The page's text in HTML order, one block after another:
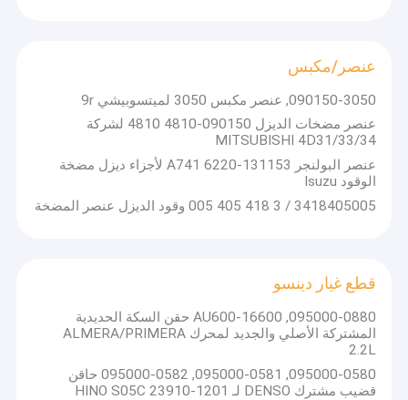
فوهة
عنصر/مكبس
قطع غيار دينسو
صمام التسليم
عجلة ضاغط البطاقة
مجلة تحمل / تحمل العائمة
عنصر/مكبس
090150-3050, عنصر مكبس 3050 لميتسوبيشي 9r
عنصر مضخات الديزل 090150-4810 4810 لشركة
MITSUBISHI 4D31/33/34
عنصر البولنجر 131153-6220 A741 لأجزاء ديزل مضخة
الوقود Isuzu
3418405005 / 3 418 405 005 وقود الديزل عنصر المضخة
قطع غيار دينسو
095000-0880, 16600-AU600 حقن السكة الحديدية
المشتركة الأصلي والجديد لمحرك ALMERA/PRIMERA
2.2L
095000-0580, 095000-0581, 095000-0582 حاقن
قضيب مشترك DENSO لـ HINO S05C 23910-1201